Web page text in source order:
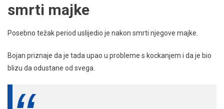
smrti majke
Posebno težak period uslijedio je nakon smrti njegove majke.
Bojan priznaje da je tada upao u probleme s kockanjem i da je bio
blizu da odustane od svega.